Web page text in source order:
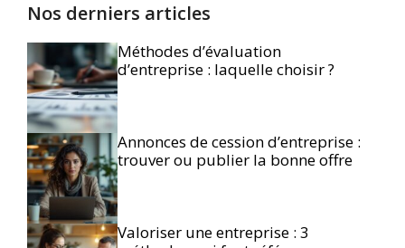
Nos derniers articles
Méthodes d’évaluation
d’entreprise : laquelle choisir ?
Annonces de cession d’entreprise :
trouver ou publier la bonne offre
Valoriser une entreprise : 3